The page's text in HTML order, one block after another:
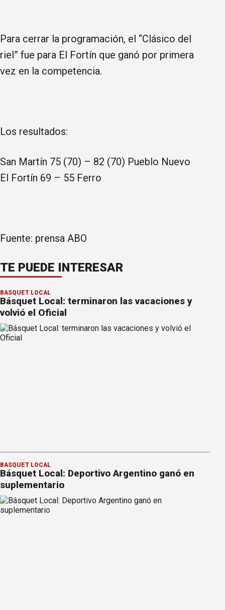
Para cerrar la programación, el “Clásico del
riel” fue para El Fortín que ganó por primera
vez en la competencia.
Los resultados:
San Martín 75 (70) – 82 (70) Pueblo Nuevo
El Fortín 69 – 55 Ferro
Fuente: prensa ABO
TE PUEDE INTERESAR
BÁSQUET LOCAL
Básquet Local: terminaron las vacaciones y
volvió el Oficial
BÁSQUET LOCAL
Básquet Local: Deportivo Argentino ganó en
suplementario